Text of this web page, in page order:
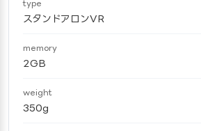
type
スタンドアロンVR
memory
2GB
weight
350g